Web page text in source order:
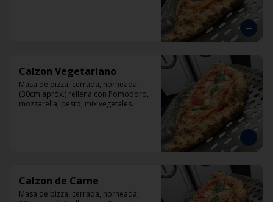
Calzon Vegetariano
Masa de pizza, cerrada, horneada,
(30cm apróx.) rellena con Pomodoro,
mozzarella, pesto, mix vegetales.
Calzon de Carne
Masa de pizza, cerrada, horneada,